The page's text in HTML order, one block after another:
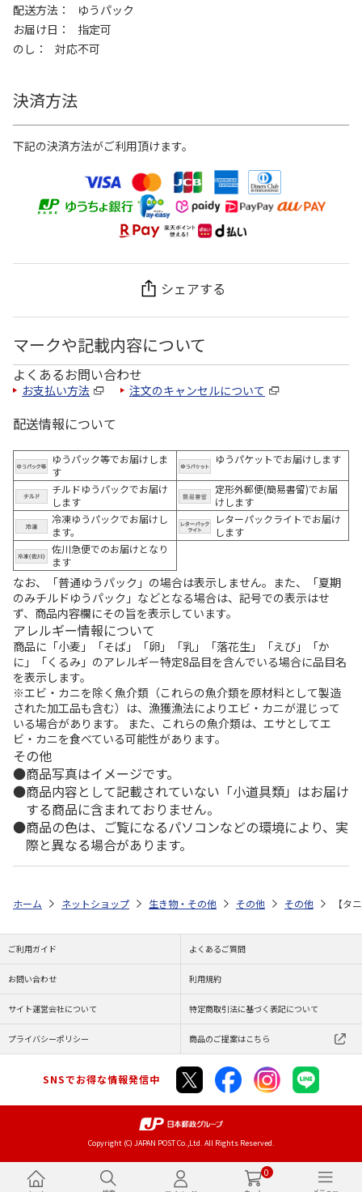
0
配送方法
ゆうパック
お届け日
指定可
のし
対応不可
決済方法
下記の決済方法がご利用頂けます。
シェアする
マークや記載内容について
よくあるお問い合わせ
お支払い方法 注文のキャンセルについて
配送情報について
ゆうパック等でお届けしま
す
ゆうパケットでお届けします
チルドゆうパックでお届け
します
定形外郵便(簡易書留)でお届
けします
冷凍ゆうパックでお届けし
ます。
レターパックライトでお届け
します
佐川急便でのお届けとなり
ます
なお、「普通ゆうパック」の場合は表示しません。また、「夏期
のみチルドゆうパック」などとなる場合は、記号での表示はせ
ず、商品内容欄にその旨を表示しています。
アレルギー情報について
商品に「小麦」「そば」「卵」「乳」「落花生」「えび」「か
に」「くるみ」のアレルギー特定8品目を含んでいる場合に品目名
を表示します。
※エビ・カニを除く魚介類（これらの魚介類を原材料として製造
された加工品も含む）は、漁獲漁法によりエビ・カニが混じって
いる場合があります。 また、これらの魚介類は、エサとしてエ
ビ・カニを食べている可能性があります。
その他
商品写真はイメージです。
商品内容として記載されていない「小道具類」はお届け
する商品に含まれておりません。
商品の色は、ご覧になるパソコンなどの環境により、実
際と異なる場合があります。
ホーム ネットショップ 生き物・その他 その他 その他 【タ
ご利用ガイド よくあるご質問
お問い合わせ 利用規約
サイト運営会社について 特定商取引法に基づく表記について
プライバシーポリシー 商品のご提案はこちら
SNSでお得な情報発信中
Copyright (C) JAPAN POST Co.,Ltd. All Rights Reserved.